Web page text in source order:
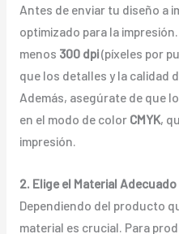
Antes de enviar tu diseño a
optimizado para la
menos 300 dpi(píxeles por
que los detalles y la calidad
Además, asegúrate de que
en el modo de color CMYK,
impresión.
2. Elige el Material Adecuado
Dependiendo del producto
material es crucial. Para